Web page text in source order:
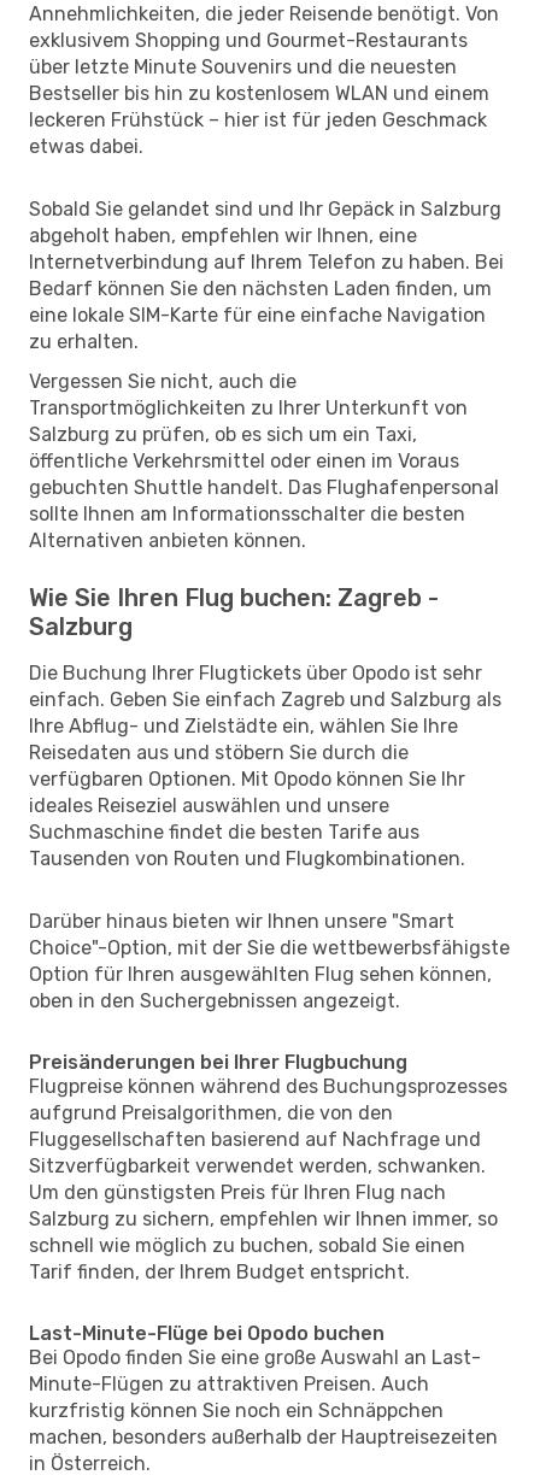
Annehmlichkeiten, die jeder Reisende benötigt. Von
exklusivem Shopping und Gourmet-Restaurants
über letzte Minute Souvenirs und die neuesten
Bestseller bis hin zu kostenlosem WLAN und einem
leckeren Frühstück – hier ist für jeden Geschmack
etwas dabei.
Sobald Sie gelandet sind und Ihr Gepäck in Salzburg
abgeholt haben, empfehlen wir Ihnen, eine
Internetverbindung auf Ihrem Telefon zu haben. Bei
Bedarf können Sie den nächsten Laden finden, um
eine lokale SIM-Karte für eine einfache Navigation
zu erhalten.
Vergessen Sie nicht, auch die
Transportmöglichkeiten zu Ihrer Unterkunft von
Salzburg zu prüfen, ob es sich um ein Taxi,
öffentliche Verkehrsmittel oder einen im Voraus
gebuchten Shuttle handelt. Das Flughafenpersonal
sollte Ihnen am Informationsschalter die besten
Alternativen anbieten können.
Wie Sie Ihren Flug buchen: Zagreb -
Salzburg
Die Buchung Ihrer Flugtickets über Opodo ist sehr
einfach. Geben Sie einfach Zagreb und Salzburg als
Ihre Abflug- und Zielstädte ein, wählen Sie Ihre
Reisedaten aus und stöbern Sie durch die
verfügbaren Optionen. Mit Opodo können Sie Ihr
ideales Reiseziel auswählen und unsere
Suchmaschine findet die besten Tarife aus
Tausenden von Routen und Flugkombinationen.
Darüber hinaus bieten wir Ihnen unsere "Smart
Choice"-Option, mit der Sie die wettbewerbsfähigste
Option für Ihren ausgewählten Flug sehen können,
oben in den Suchergebnissen angezeigt.
Preisänderungen bei Ihrer Flugbuchung
Flugpreise können während des Buchungsprozesses
aufgrund Preisalgorithmen, die von den
Fluggesellschaften basierend auf Nachfrage und
Sitzverfügbarkeit verwendet werden, schwanken.
Um den günstigsten Preis für Ihren Flug nach
Salzburg zu sichern, empfehlen wir Ihnen immer, so
schnell wie möglich zu buchen, sobald Sie einen
Tarif finden, der Ihrem Budget entspricht.
Last-Minute-Flüge bei Opodo buchen
Bei Opodo finden Sie eine große Auswahl an Last-
Minute-Flügen zu attraktiven Preisen. Auch
kurzfristig können Sie noch ein Schnäppchen
machen, besonders außerhalb der Hauptreisezeiten
in Österreich.